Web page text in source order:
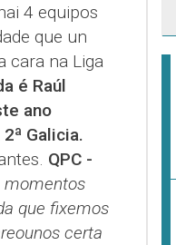
4 equipos
que un
cara na Liga
é Raúl
ano
Galicia.
QPC -
momentos
que fixemos
certa